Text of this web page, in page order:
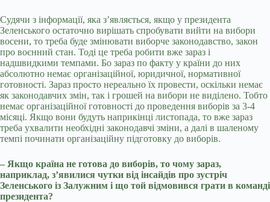
Судячи з інформації, яка з’являється, якщо у президента
Зеленського остаточно вирішать спробувати вийти на вибори
восени, то треба буде змінювати виборче законодавство, закон
про воєнний стан. Тоді це треба робити вже зараз і
надшвидкими темпами. Бо зараз по факту у країни до них
абсолютно немає організаційної, юридичної, нормативної
готовності. Зараз просто нереально їх провести, оскільки немає
як законодавчих змін, так і грошей на вибори не виділено. Тобто
немає організаційної готовності до проведення виборів за 3-4
місяці. Якщо вони будуть наприкінці листопада, то вже зараз
треба ухвалити необхідні законодавчі зміни, а далі в шаленому
темпі починати організаційну підготовку до виборів.
– Якщо країна не готова до виборів, то чому зараз,
наприклад, з’явилися чутки від інсайдів про зустріч
Зеленського із Залужним і що той відмовився грати в команді
президента?